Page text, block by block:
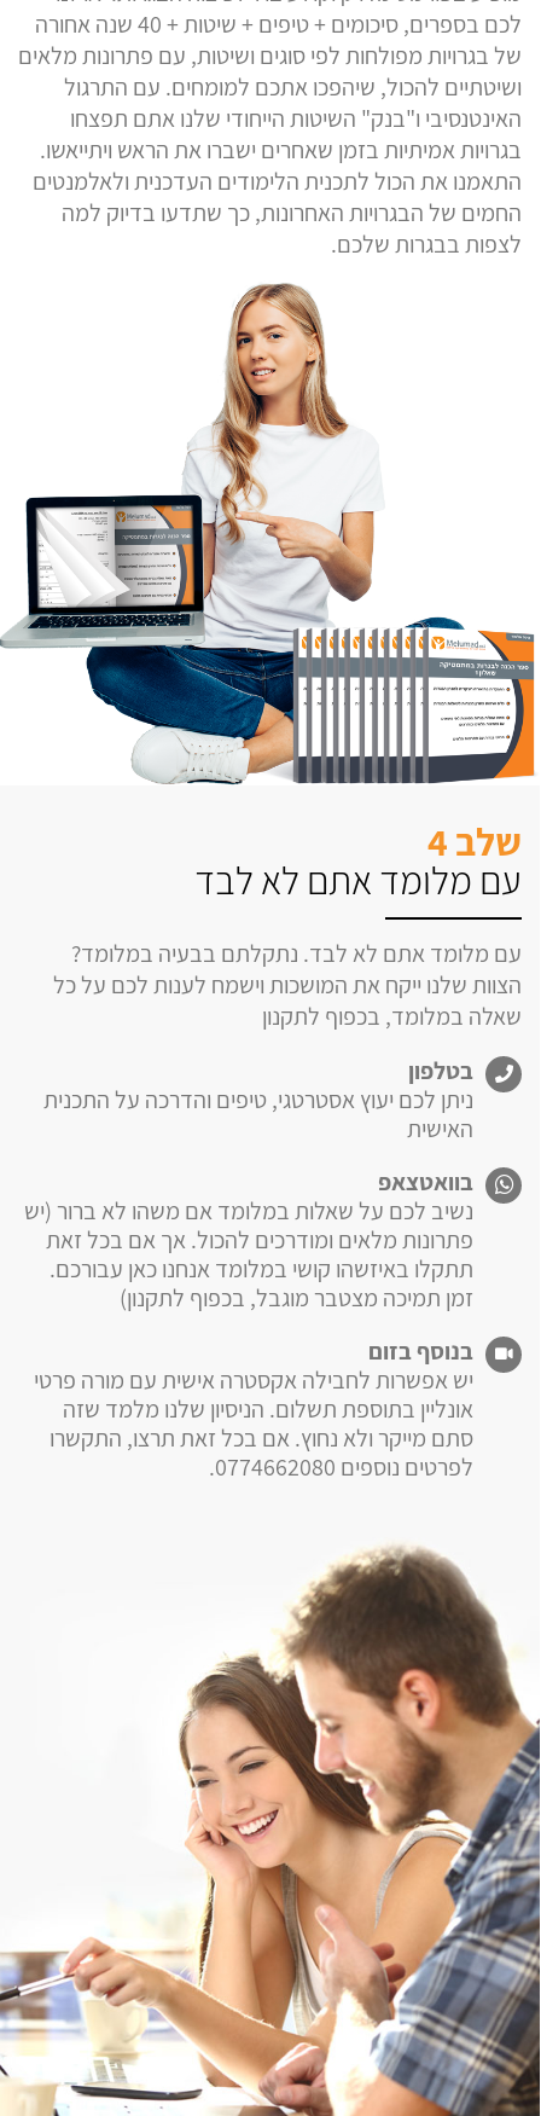
לכם בספרים, סיכומים + טיפים + שיטות + 40 שנה אחורה
של בגרויות מפולחות לפי סוגים ושיטות, עם פתרונות מלאים
ושיטתיים להכול, שיהפכו אתכם למומחים. עם התרגול
האינטנסיבי ו"בנק" השיטות הייחודי שלנו אתם תפצחו
בגרויות אמיתיות בזמן שאחרים ישברו את הראש ויתייאשו.
התאמנו את הכול לתכנית הלימודים העדכנית ולאלמנטים
החמים של הבגרויות האחרונות, כך שתדעו בדיוק למה
לצפות בבגרות שלכם.
שלב 4
עם מלומד אתם לא לבד
עם מלומד אתם לא לבד. נתקלתם בבעיה במלומד?
הצוות שלנו ייקח את המושכות וישמח לענות לכם על כל
שאלה במלומד, בכפוף לתקנון
בטלפון
ניתן לכם יעוץ אסטרטגי, טיפים והדרכה על התכנית
האישית
בוואטצאפ
נשיב לכם על שאלות במלומד אם משהו לא ברור (יש
פתרונות מלאים ומודרכים להכול. אך אם בכל זאת
תתקלו באיזשהו קושי במלומד אנחנו כאן עבורכם.
זמן תמיכה מצטבר מוגבל, בכפוף לתקנון)
בנוסף בזום
יש אפשרות לחבילה אקסטרה אישית עם מורה פרטי
אונליין בתוספת תשלום. הניסיון שלנו מלמד שזה
סתם מייקר ולא נחוץ. אם בכל זאת תרצו, התקשרו
לפרטים נוספים 0774662080.